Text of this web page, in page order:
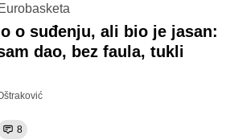
o suđenju, ali bio je jasan:
dao, bez faula, tukli
8